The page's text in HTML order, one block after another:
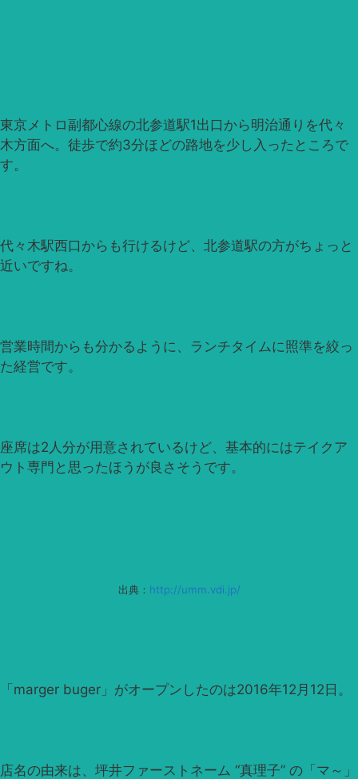
東京メトロ副都心線の北参道駅1出口から明治通りを代々
木方面へ。徒歩で約3分ほどの路地を少し入ったところで
す。
代々木駅西口からも行けるけど、北参道駅の方がちょっと
近いですね。
営業時間からも分かるように、ランチタイムに照準を絞っ
た経営です。
座席は2人分が用意されているけど、基本的にはテイクア
ウト専門と思ったほうが良さそうです。
出典： http://umm.vdi.jp/
「marger buger」がオープンしたのは2016年12月12日。
店名の由来は、坪井ファーストネーム “真理子” の「マ～」